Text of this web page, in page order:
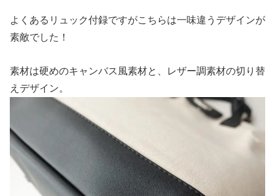
よくあるリュック付録ですがこちらは一味違うデザインが
素敵でした！
素材は硬めのキャンバス風素材と、レザー調素材の切り替
えデザイン。